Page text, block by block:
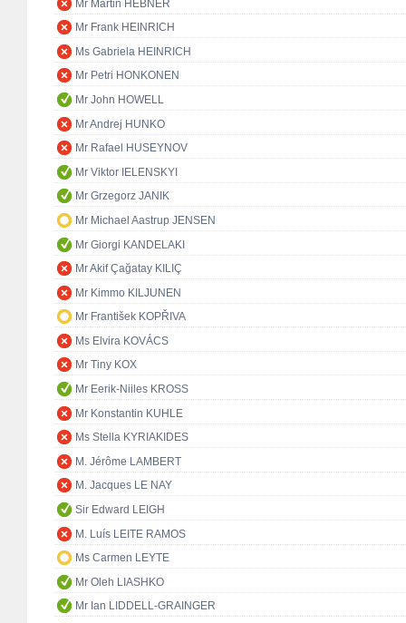
Mr Martin HEBNER
Mr Frank HEINRICH
Ms Gabriela HEINRICH
Mr Petri HONKONEN
Mr John HOWELL
Mr Andrej HUNKO
Mr Rafael HUSEYNOV
Mr Viktor IELENSKYI
Mr Grzegorz JANIK
Mr Michael Aastrup JENSEN
Mr Giorgi KANDELAKI
Mr Akif Çağatay KILIÇ
Mr Kimmo KILJUNEN
Mr František KOPŘIVA
Ms Elvira KOVÁCS
Mr Tiny KOX
Mr Eerik-Niiles KROSS
Mr Konstantin KUHLE
Ms Stella KYRIAKIDES
M. Jérôme LAMBERT
M. Jacques LE NAY
Sir Edward LEIGH
M. Luís LEITE RAMOS
Ms Carmen LEYTE
Mr Oleh LIASHKO
Mr Ian LIDDELL-GRAINGER